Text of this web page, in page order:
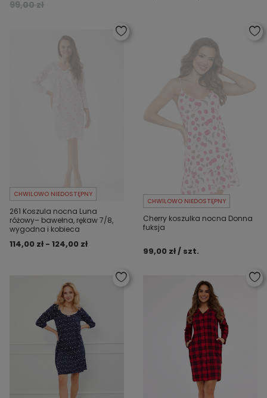
99,00 zł
CHWILOWO NIEDOSTĘPNY
261 Koszula nocna Luna
różowy– bawełna, rękaw 7/8,
wygodna i kobieca
114,00 zł - 124,00 zł
CHWILOWO NIEDOSTĘPNY
Cherry koszulka nocna Donna
fuksja
99,00 zł / szt.